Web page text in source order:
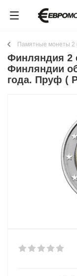
Памятные монеты 2
Финляндия 2
Финляндии
года. Пруф (